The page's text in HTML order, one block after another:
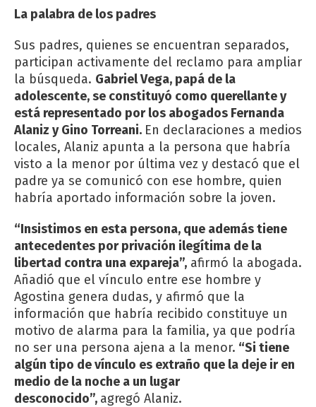
La palabra de los padres
Sus padres, quienes se encuentran separados,
participan activamente del reclamo para ampliar
la búsqueda. Gabriel Vega, papá de la
adolescente, se constituyó como querellante y
está representado por los abogados Fernanda
Alaniz y Gino Torreani. En declaraciones a medios
locales, Alaniz apunta a la persona que habría
visto a la menor por última vez y destacó que el
padre ya se comunicó con ese hombre, quien
habría aportado información sobre la joven.
“Insistimos en esta persona, que además tiene
antecedentes por privación ilegítima de la
libertad contra una expareja”, afirmó la abogada.
Añadió que el vínculo entre ese hombre y
Agostina genera dudas, y afirmó que la
información que habría recibido constituye un
motivo de alarma para la familia, ya que podría
no ser una persona ajena a la menor. “Si tiene
algún tipo de vínculo es extraño que la deje ir en
medio de la noche a un lugar
desconocido”, agregó Alaniz.